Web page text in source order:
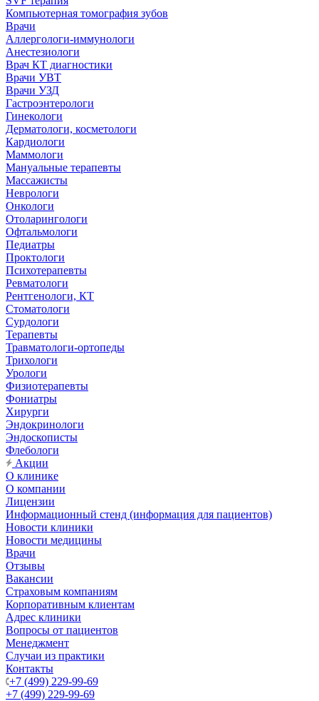
Компьютерная томография зубов
Врачи
Аллергологи-иммунологи
Анестезиологи
Врач КТ диагностики
Врачи УВТ
Врачи УЗД
Гастроэнтерологи
Гинекологи
Дерматологи, косметологи
Кардиологи
Маммологи
Мануальные терапевты
Массажисты
Неврологи
Онкологи
Отоларингологи
Офтальмологи
Педиатры
Проктологи
Психотерапевты
Ревматологи
Рентгенологи, КТ
Стоматологи
Сурдологи
Терапевты
Травматологи-ортопеды
Трихологи
Урологи
Физиотерапевты
Фониатры
Хирурги
Эндокринологи
Эндоскописты
Флебологи
Акции
О клинике
О компании
Лицензии
Информационный стенд (информация для пациентов)
Новости клиники
Новости медицины
Врачи
Отзывы
Вакансии
Страховым компаниям
Корпоративным клиентам
Адрес клиники
Вопросы от пациентов
Менеджмент
Случаи из практики
Контакты
+7 (499) 229-99-69
+7 (499) 229-99-69